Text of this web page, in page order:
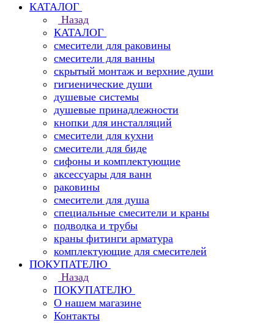
КАТАЛОГ
Назад
КАТАЛОГ
смесители для раковины
смесители для ванны
скрытый монтаж и верхние души
гигиенические души
душевые системы
душевые принадлежности
кнопки для инсталляций
смесители для кухни
смесители для биде
сифоны и комплектующие
аксессуары для ванн
раковины
смесители для душа
специальные смесители и краны
подводка и трубы
краны фитинги арматура
комплектующие для смесителей
ПОКУПАТЕЛЮ
Назад
ПОКУПАТЕЛЮ
О нашем магазине
Контакты